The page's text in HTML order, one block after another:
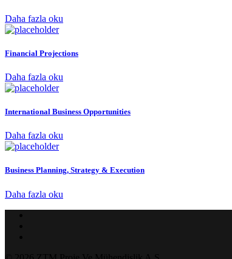
Daha fazla oku
Financial Projections
Daha fazla oku
International Business Opportunities
Daha fazla oku
Business Planning, Strategy & Execution
Daha fazla oku